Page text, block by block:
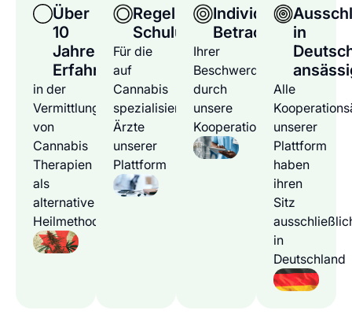
Über
10
Jahre
Erfahrung
in der
Vermittlung
von
Cannabis
Therapien
als
alternative
Heilmethode
Regelmäßige
Schulungen
Für die
auf
Cannabis
spezialisierten
Ärzte
unserer
Plattform
Individuelle
Betrachtung
Ihrer
Beschwerden
durch
unsere
Kooperationsärzte
in
Alle
unserer
Plattform
haben
ihren
Sitz
in
Deutschland